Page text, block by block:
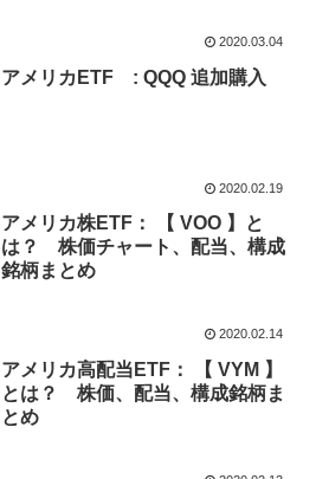
2020.03.04
アメリカETF : QQQ 追加購入
2020.02.19
アメリカ株ETF： 【 VOO 】と
は？ 株価チャート、配当、構成
銘柄まとめ
2020.02.14
アメリカ高配当ETF： 【 VYM 】
とは？ 株価、配当、構成銘柄ま
とめ